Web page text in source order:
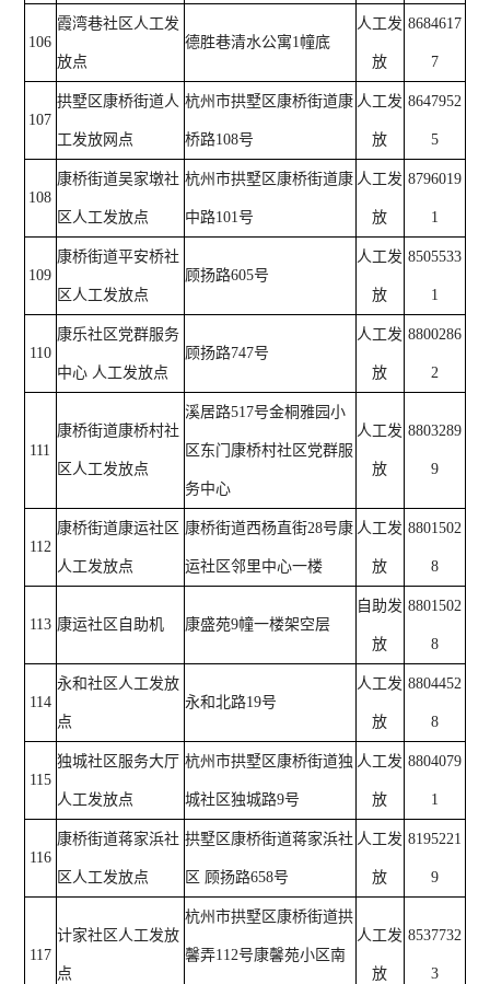
106
霞湾巷社区人工发
放点
德胜巷清水公寓1幢底
人工发
放
8684617
7
107
拱墅区康桥街道人
工发放网点
杭州市拱墅区康桥街道康
桥路108号
人工发
放
8647952
5
108
康桥街道吴家墩社
区人工发放点
杭州市拱墅区康桥街道康
中路101号
人工发
放
8796019
1
109
康桥街道平安桥社
区人工发放点
顾扬路605号
人工发
放
8505533
1
110
康乐社区党群服务
中心 人工发放点
顾扬路747号
人工发
放
8800286
2
111
康桥街道康桥村社
区人工发放点
溪居路517号金桐雅园小
区东门康桥村社区党群服
务中心
人工发
放
8803289
9
112
康桥街道康运社区
人工发放点
康桥街道西杨直街28号康
运社区邻里中心一楼
人工发
放
8801502
8
113 康运社区自助机 康盛苑9幢一楼架空层
自助发
放
8801502
8
114
永和社区人工发放
点
永和北路19号
人工发
放
8804452
8
115
独城社区服务大厅
人工发放点
杭州市拱墅区康桥街道独
城社区独城路9号
人工发
放
8804079
1
116
康桥街道蒋家浜社
区人工发放点
拱墅区康桥街道蒋家浜社
区 顾扬路658号
人工发
放
8195221
9
117
计家社区人工发放
点
杭州市拱墅区康桥街道拱
馨弄112号康馨苑小区南
人工发
放
8537732
3